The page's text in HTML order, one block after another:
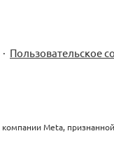
· Пользовательское
Meta,